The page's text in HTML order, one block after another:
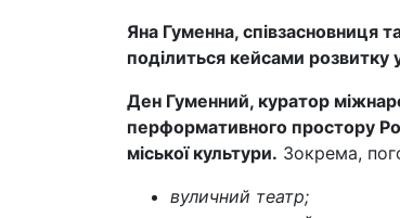
Яна Гуменна, співзасновниця
поділиться кейсами розвитку
Ден Гуменний, куратор
перформативного простору
міської культури. Зокрема,
вуличний театр;